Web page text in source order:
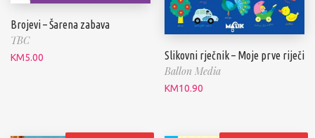
Brojevi – Šarena zabava
TBC
KM5.00 Slikovni rječnik – Moje prve riječi
Ballon Media
KM10.90